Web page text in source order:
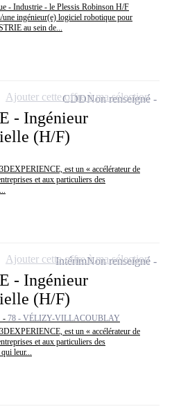
- Industrie - le Plessis Robinson H/F
ingénieur(e) logiciel robotique pour
au sein de...
- Ingénieur
(H/F)
est un « accélérateur de
et aux particuliers des
CDDNon renseigné
Ajouter cette offre à ma sélection
- Ingénieur
(H/F)
- 78 - VÉLIZY-VILLACOUBLAY
est un « accélérateur de
et aux particuliers des
leur...
IntérimNon renseigné
Ajouter cette offre à ma sélection